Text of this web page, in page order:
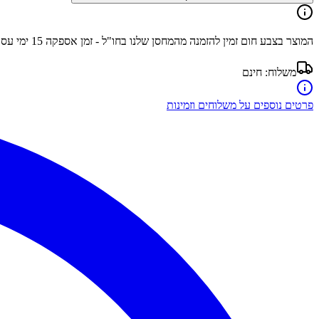
המוצר בצבע חום זמין להזמנה מהמחסן שלנו בחו"ל - זמן אספקה 15 ימי
משלוח: חינם
פרטים נוספים על משלוחים וזמינות